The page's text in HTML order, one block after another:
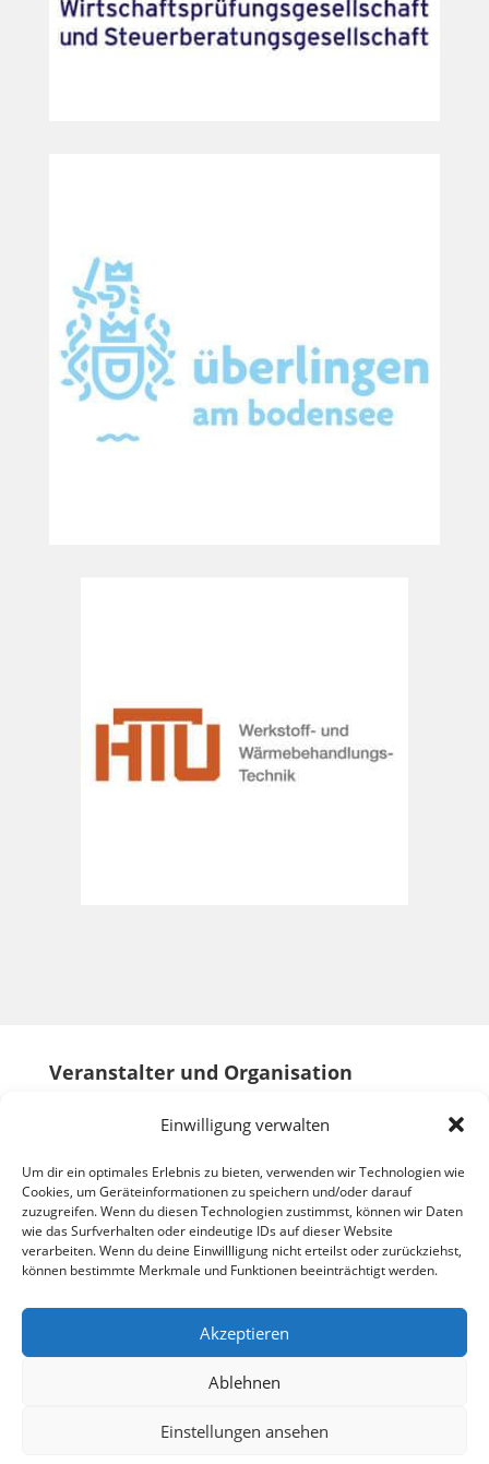
Einwilligung verwalten
Um dir ein optimales Erlebnis zu bieten, verwenden wir Technologien wie
Cookies, um Geräteinformationen zu speichern und/oder darauf
zuzugreifen. Wenn du diesen Technologien zustimmst, können wir Daten
wie das Surfverhalten oder eindeutige IDs auf dieser Website
verarbeiten. Wenn du deine Einwillligung nicht erteilst oder zurückziehst,
können bestimmte Merkmale und Funktionen beeinträchtigt werden.
Akzeptieren
Ablehnen
Einstellungen ansehen
Veranstalter und Organisation